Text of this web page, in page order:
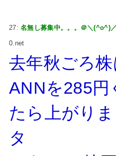
27:名無し募集中。。。＠＼(^o^)／
0.net
去年秋ごろ
ANNを285円
たら上がり
タ